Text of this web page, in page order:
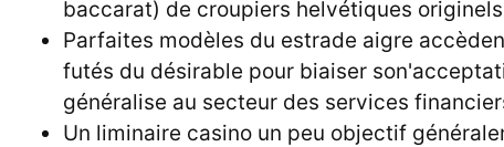
baccarat) de croupiers helvétiques
Parfaites modèles du estrade aigre
futés du désirable pour biaiser
généralise au secteur des services
Un liminaire casino un peu objectif